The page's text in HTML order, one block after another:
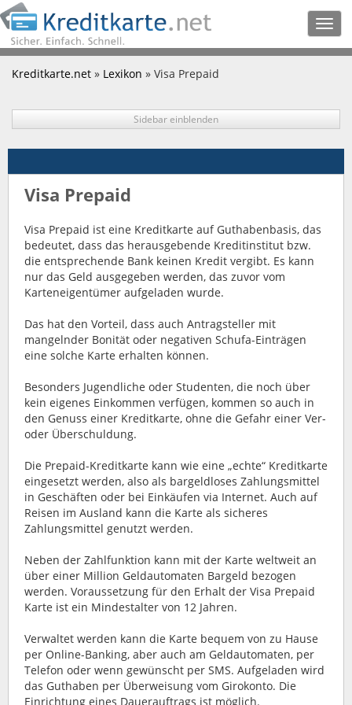
Kreditkarte.net » Lexikon » Visa Prepaid
Sidebar einblenden
Visa Prepaid
Visa Prepaid ist eine Kreditkarte auf Guthabenbasis, das
bedeutet, dass das herausgebende Kreditinstitut bzw.
die entsprechende Bank keinen Kredit vergibt. Es kann
nur das Geld ausgegeben werden, das zuvor vom
Karteneigentümer aufgeladen wurde.
Das hat den Vorteil, dass auch Antragsteller mit
mangelnder Bonität oder negativen Schufa-Einträgen
eine solche Karte erhalten können.
Besonders Jugendliche oder Studenten, die noch über
kein eigenes Einkommen verfügen, kommen so auch in
den Genuss einer Kreditkarte, ohne die Gefahr einer Ver-
oder Überschuldung.
Die Prepaid-Kreditkarte kann wie eine „echte“ Kreditkarte
eingesetzt werden, also als bargeldloses Zahlungsmittel
in Geschäften oder bei Einkäufen via Internet. Auch auf
Reisen im Ausland kann die Karte als sicheres
Zahlungsmittel genutzt werden.
Neben der Zahlfunktion kann mit der Karte weltweit an
über einer Million Geldautomaten Bargeld bezogen
werden. Voraussetzung für den Erhalt der Visa Prepaid
Karte ist ein Mindestalter von 12 Jahren.
Verwaltet werden kann die Karte bequem von zu Hause
per Online-Banking, aber auch am Geldautomaten, per
Telefon oder wenn gewünscht per SMS. Aufgeladen wird
das Guthaben per Überweisung vom Girokonto. Die
Einrichtung eines Dauerauftrags ist möglich.